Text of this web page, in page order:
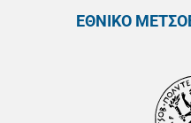
ΕΘΝΙΚΟ